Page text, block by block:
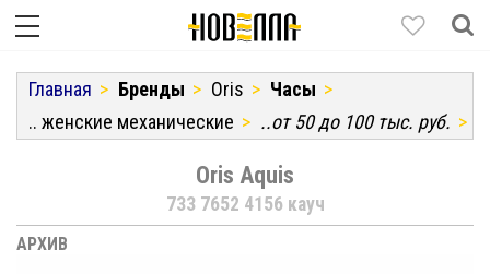
Главная Бренды Oris
Часы
.. женские механические
..от 50 до 100 тыс. руб.
Oris Aquis
733 7652 4156 кауч
АРХИВ